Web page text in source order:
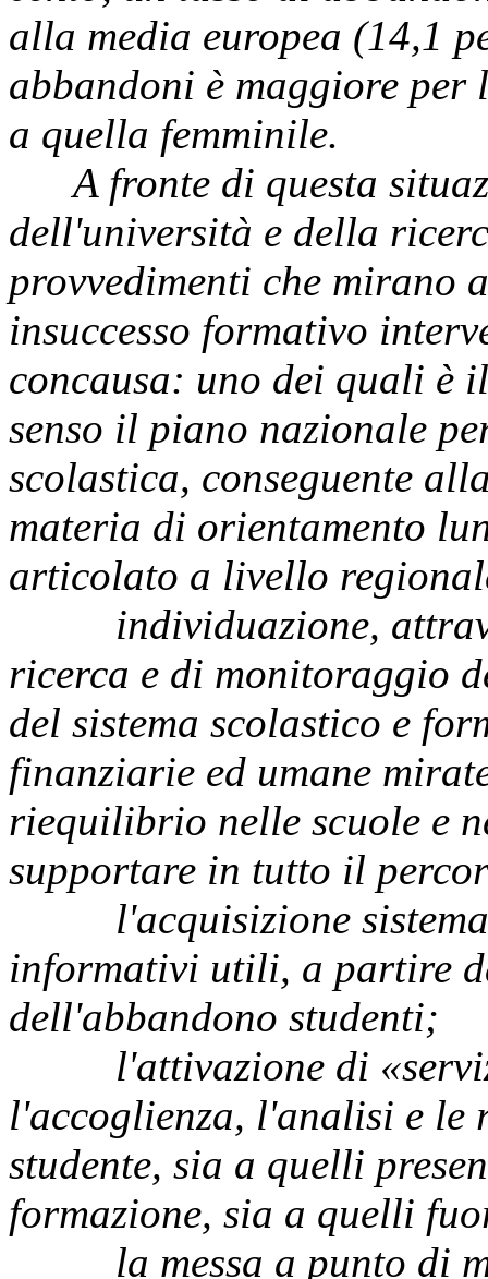
alla media europea (14,1
abbandoni è maggiore per
a quella femminile.
A fronte di questa
dell'università e della
provvedimenti che mirano
insuccesso formativo
concausa: uno dei quali è
senso il piano nazionale
scolastica, conseguente
materia di orientamento
articolato a livello
individuazione,
ricerca e di monitoraggio
del sistema scolastico e
finanziarie ed umane
riequilibrio nelle scuole e
supportare in tutto il
l'acquisizione
informativi utili, a partire
dell'abbandono studenti;
l'attivazione di
l'accoglienza, l'analisi e le
studente, sia a quelli
formazione, sia a quelli
la messa a punto di